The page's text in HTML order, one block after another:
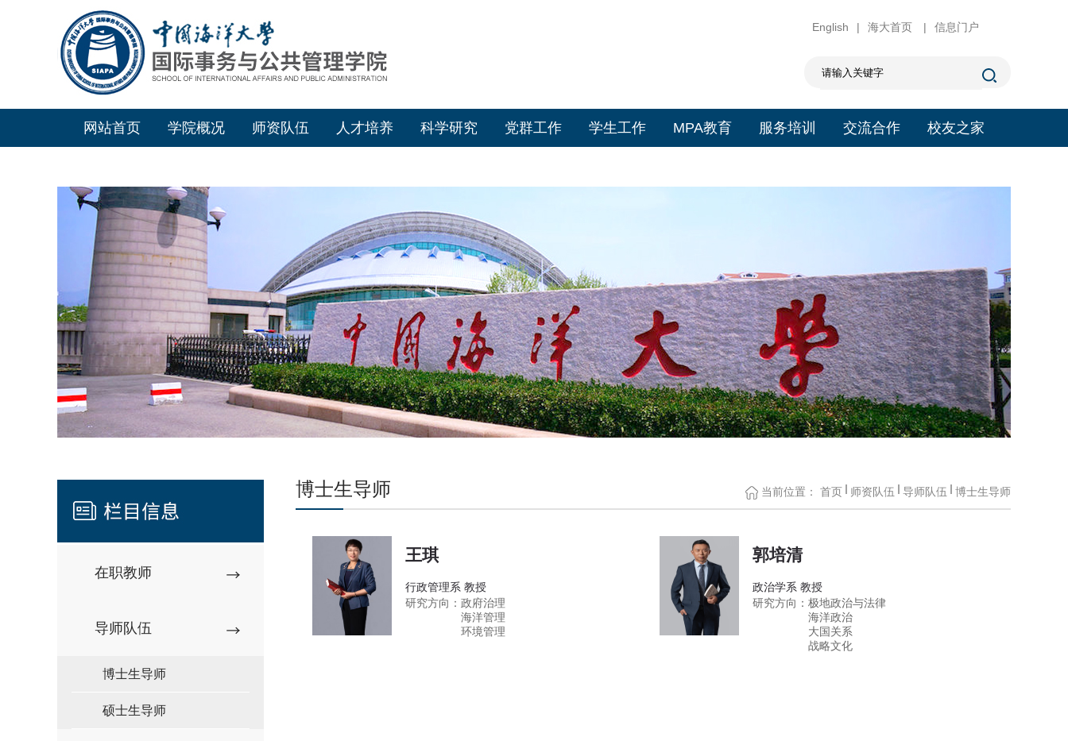
English | 海大首页 | 信息门户
网站首页 学院概况 师资队伍 人才培养 科学研究 党群工作 学生工作 MPA教育 服务培训 交流合作 校友之家
在职教师
导师队伍
博士生导师
硕士生导师
博士生导师 当前位置： 首页 师资队伍 导师队伍 博士生导师
王琪
行政管理系 教授
研究方向： 政府治理
海洋管理
环境管理
郭培清
政治学系 教授
研究方向： 极地政治与法律
海洋政治
大国关系
战略文化